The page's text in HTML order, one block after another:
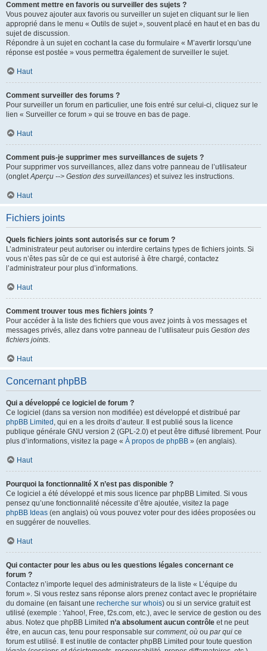
Comment mettre en favoris ou surveiller des sujets ?
Vous pouvez ajouter aux favoris ou surveiller un sujet en cliquant sur le lien
approprié dans le menu « Outils de sujet », souvent placé en haut et en bas du
sujet de discussion.
Répondre à un sujet en cochant la case du formulaire « M’avertir lorsqu’une
réponse est postée » vous permettra également de surveiller le sujet.
Haut
Comment surveiller des forums ?
Pour surveiller un forum en particulier, une fois entré sur celui-ci, cliquez sur le
lien « Surveiller ce forum » qui se trouve en bas de page.
Haut
Comment puis-je supprimer mes surveillances de sujets ?
Pour supprimer vos surveillances, allez dans votre panneau de l’utilisateur
(ongletAperçu --> Gestion des surveillances) et suivez les instructions.
Haut
Fichiers joints
Quels fichiers joints sont autorisés sur ce forum ?
L’administrateur peut autoriser ou interdire certains types de fichiers joints. Si
vous n’êtes pas sûr de ce qui est autorisé à être chargé, contactez
l’administrateur pour plus d’informations.
Haut
Comment trouver tous mes fichiers joints ?
Pour accéder à la liste des fichiers que vous avez joints à vos messages et
messages privés, allez dans votre panneau de l’utilisateur puis Gestion des
fichiers joints.
Haut
Concernant phpBB
Qui a développé ce logiciel de forum ?
Ce logiciel (dans sa version non modifiée) est développé et distribué par
phpBB Limited , qui en a les droits d’auteur. Il est publié sous la licence
publique générale GNU version 2 (GPL-2.0) et peut être diffusé librement. Pour
plus d’informations, visitez la page « À propos de phpBB » (en anglais).
Haut
Pourquoi la fonctionnalité X n’est pas disponible ?
Ce logiciel a été développé et mis sous licence par phpBB Limited. Si vous
pensez qu’une fonctionnalité nécessite d’être ajoutée, visitez la page
phpBB Ideas (en anglais) où vous pouvez voter pour des idées proposées ou
en suggérer de nouvelles.
Haut
Qui contacter pour les abus ou les questions légales concernant ce
forum ?
Contactez n’importe lequel des administrateurs de la liste « L’équipe du
forum ». Si vous restez sans réponse alors prenez contact avec le propriétaire
du domaine (en faisant une recherche sur whois) ou si un service gratuit est
utilisé (exemple : Yahoo!, Free, f2s.com, etc.), avec le service de gestion ou des
abus. Notez que phpBB Limited n’a absolument aucun contrôle et ne peut
être, en aucun cas, tenu pour responsable sur comment, où ou par qui ce
forum est utilisé. Il est inutile de contacter phpBB Limited pour toute question